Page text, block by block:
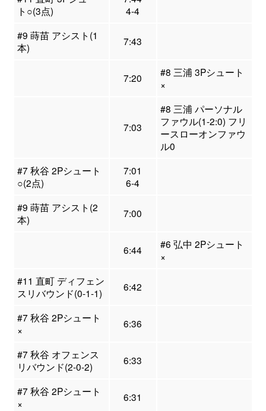
ト○(3点)
4-4
#9 蒔苗 アシスト(1
本)
7:43
7:20
#8 三浦 3Pシュート
×
7:03
#8 三浦 パーソナル
ファウル(1-2:0) フリ
ースローオンファウ
ル0
#7 秋谷 2Pシュート
○(2点)
7:01
6-4
#9 蒔苗 アシスト(2
本)
7:00
6:44
#6 弘中 2Pシュート
×
#11 直町 ディフェン
スリバウンド(0-1-1)
6:42
#7 秋谷 2Pシュート
×
6:36
#7 秋谷 オフェンス
リバウンド(2-0-2)
6:33
#7 秋谷 2Pシュート
×
6:31